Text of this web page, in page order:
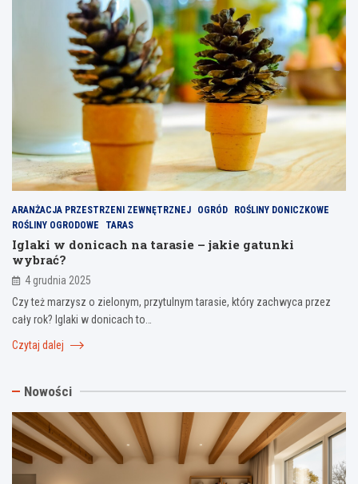
ARANŻACJA PRZESTRZENI ZEWNĘTRZNEJ OGRÓD
ROŚLINY DONICZKOWE
ROŚLINY OGRODOWE
TARAS
Iglaki w donicach na tarasie – jakie gatunki
wybrać?
4 grudnia 2025
Czy też marzysz o zielonym, przytulnym tarasie, który zachwyca przez
cały rok? Iglaki w donicach to…
Czytaj dalej
Nowości